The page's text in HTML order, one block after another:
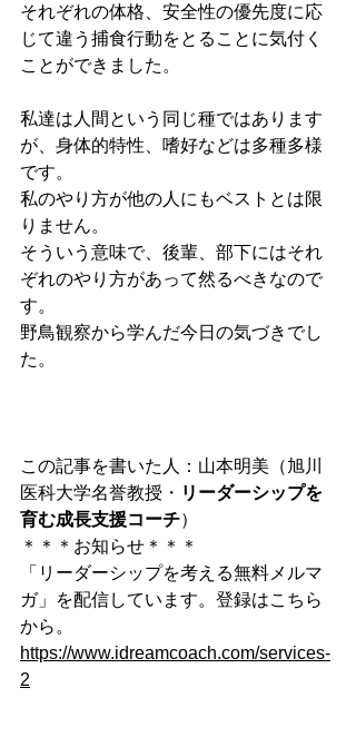
それぞれの体格、安全性の優先度に応
じて違う捕食行動をとることに気付く
ことができました。
私達は人間という同じ種ではあります
が、身体的特性、嗜好などは多種多様
です。
私のやり方が他の人にもベストとは限
りません。
そういう意味で、後輩、部下にはそれ
ぞれのやり方があって然るべきなので
す。
野鳥観察から学んだ今日の気づきでし
た。
この記事を書いた人：山本明美（旭川
医科大学名誉教授・ リーダーシップを
育む成長支援コーチ）
＊＊＊お知らせ＊＊＊
「リーダーシップを考える無料メルマ
ガ」を配信しています。登録はこちら
から。
https://www.idreamcoach.com/services-
2